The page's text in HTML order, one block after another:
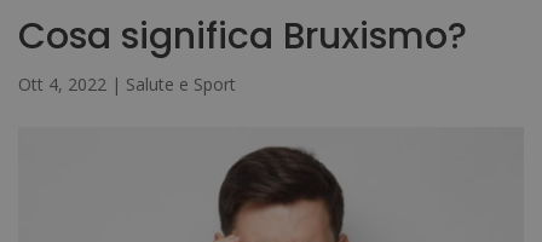
Cosa significa Bruxismo?
Ott 4, 2022 | Salute e Sport